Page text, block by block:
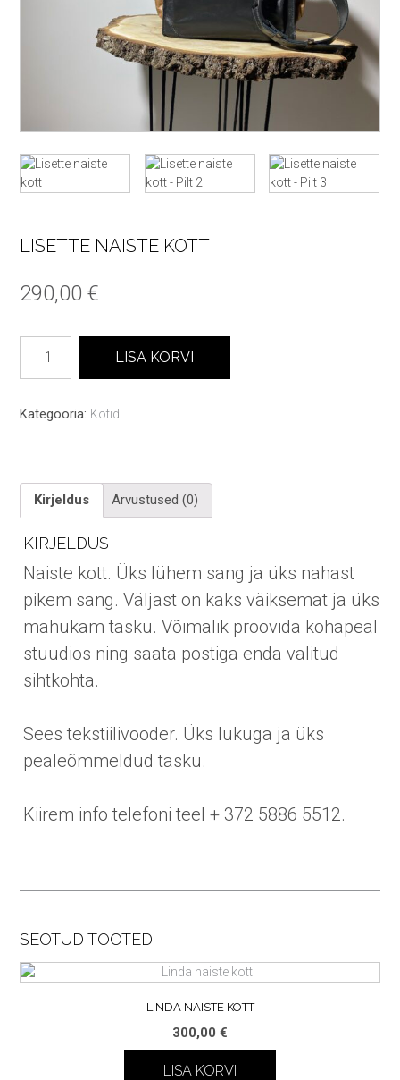
LISETTE NAISTE KOTT
290,00 €
naiste
kott
LISA KORVI
Kategooria: Kotid
Kirjeldus Arvustused (0)
KIRJELDUS
Naiste kott. Üks lühem sang ja üks nahast
pikem sang. Väljast on kaks väiksemat ja üks
mahukam tasku. Võimalik proovida kohapeal
stuudios ning saata postiga enda valitud
sihtkohta.
Sees tekstiilivooder. Üks lukuga ja üks
pealeõmmeldud tasku.
Kiirem info telefoni teel + 372 5886 5512.
SEOTUD TOOTED
LINDA NAISTE KOTT
300,00 €
LISA KORVI